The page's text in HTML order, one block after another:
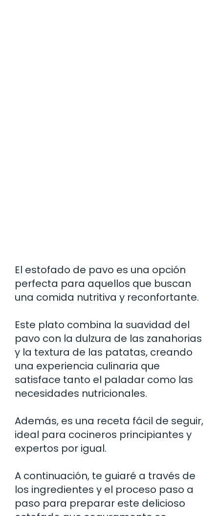
El estofado de pavo es una opción
perfecta para aquellos que buscan
una comida nutritiva y reconfortante.
Este plato combina la suavidad del
pavo con la dulzura de las zanahorias
y la textura de las patatas, creando
una experiencia culinaria que
satisface tanto el paladar como las
necesidades nutricionales.
Además, es una receta fácil de seguir,
ideal para cocineros principiantes y
expertos por igual.
A continuación, te guiaré a través de
los ingredientes y el proceso paso a
paso para preparar este delicioso